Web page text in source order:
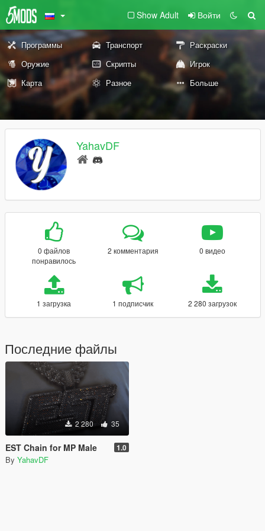
Show Adult Войти
Программы Транспорт
Раскраски
Оружие
Скрипты
Игрок
Карта
Разное Больше
YahavDF
0 файлов
понравилось
2 комментария 0 видео
1 загрузка 1 подписчик 2 280 загрузок
Последние файлы
2 280 35
EST Chain for MP Male 1.0
By YahavDF